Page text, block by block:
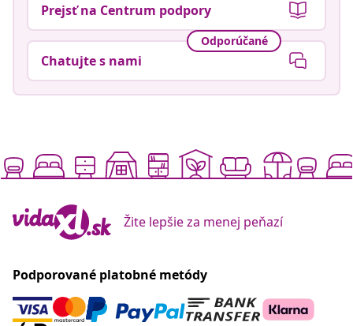
Prejsť na Centrum podpory
Odporúčané
Chatujte s nami
Žite lepšie za menej peňazí
Podporované platobné metódy